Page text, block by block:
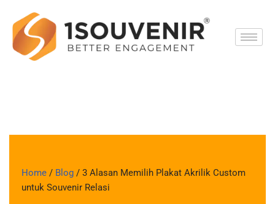
Skip
to
content
Home / Blog / 3 Alasan Memilih Plakat Akrilik Custom
untuk Souvenir Relasi